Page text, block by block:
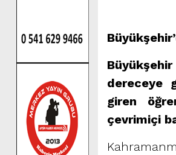
dereceye
giren
çevrimiçi